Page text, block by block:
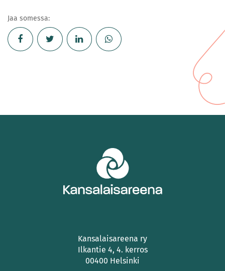
Jaa somessa:
Kansalaisareena ry
Ilkantie 4, 4. kerros
00400 Helsinki